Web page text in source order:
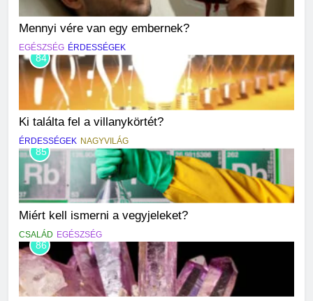
Mennyi vére van egy embernek?
EGÉSZSÉG ÉRDESSÉGEK
84
Ki találta fel a villanykörtét?
ÉRDESSÉGEK NAGYVILÁG
85
Miért kell ismerni a vegyjeleket?
CSALÁD EGÉSZSÉG
86